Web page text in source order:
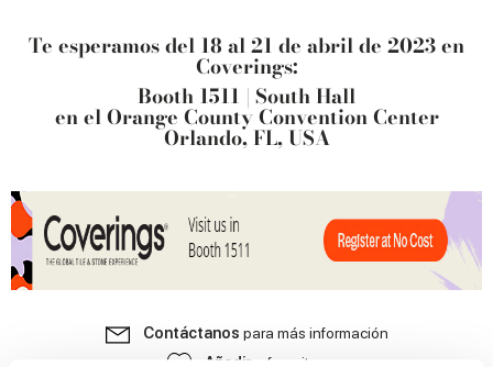
Te esperamos del 18 al 21 de abril de 2023 en
Coverings:
Booth 1511 | South Hall
en el Orange County Convention Center
Orlando, FL, USA
Contáctanos para más información
Añadir
a favoritos